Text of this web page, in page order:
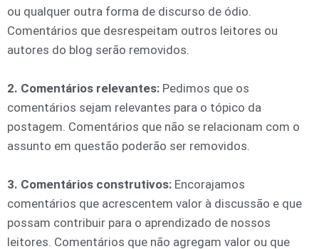
ou qualquer outra forma de discurso de ódio.
Comentários que desrespeitam outros leitores ou
autores do blog serão removidos.
2. Comentários relevantes: Pedimos que os
comentários sejam relevantes para o tópico da
postagem. Comentários que não se relacionam com o
assunto em questão poderão ser removidos.
3. Comentários construtivos: Encorajamos
comentários que acrescentem valor à discussão e que
possam contribuir para o aprendizado de nossos
leitores. Comentários que não agregam valor ou que